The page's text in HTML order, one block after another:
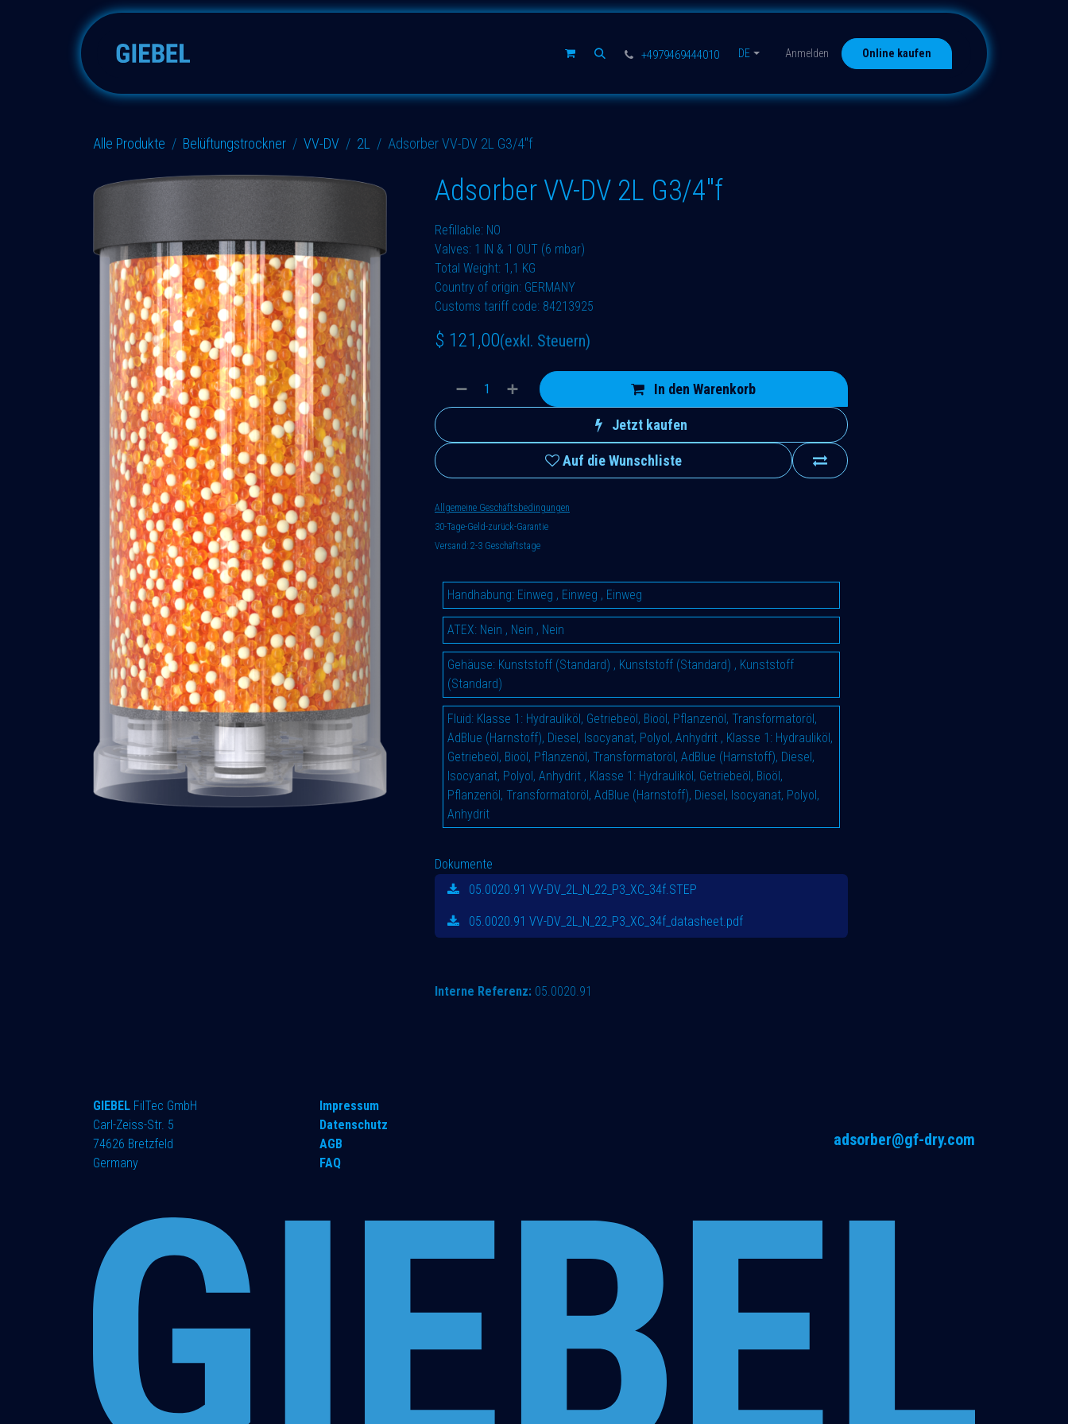
Zum Inhalt springen
+4979469444010 DE Anmelden Online kaufen
Alle Produkte Belüftungstrockner VV-DV 2L Adsorber VV-DV 2L G3/4"f
Adsorber VV-DV 2L G3/4"f
Refillable: NO
Valves: 1 IN & 1 OUT (6 mbar)
Total Weight: 1,1 KG
Country of origin: GERMANY
Customs tariff code: 84213925
$ 121,00(exkl. Steuern)
In den Warenkorb
Jetzt kaufen
Auf die Wunschliste
Allgemeine Geschäftsbedingungen
30-Tage-Geld-zurück-Garantie
Versand: 2-3 Geschäftstage
Handhabung: Einweg , Einweg , Einweg
ATEX: Nein , Nein , Nein
Gehäuse: Kunststoff (Standard) , Kunststoff (Standard) , Kunststoff
(Standard)
Fluid: Klasse 1: Hydrauliköl, Getriebeöl, Bioöl, Pflanzenöl, Transformatoröl,
AdBlue (Harnstoff), Diesel, Isocyanat, Polyol, Anhydrit, Klasse 1: Hydrauliköl,
Getriebeöl, Bioöl, Pflanzenöl, Transformatoröl, AdBlue (Harnstoff), Diesel,
Isocyanat, Polyol, Anhydrit, Klasse 1: Hydrauliköl, Getriebeöl, Bioöl,
Pflanzenöl, Transformatoröl, AdBlue (Harnstoff), Diesel, Isocyanat, Polyol,
Anhydrit
Dokumente
05.0020.91 VV-DV_2L_N_22_P3_XC_34f.STEP
05.0020.91 VV-DV_2L_N_22_P3_XC_34f_datasheet.pdf
Interne Referenz: 05.0020.91
GIEBEL FilTec GmbH
Carl-Zeiss-Str. 5
74626 Bretzfeld
Germany
Impressum
Datenschutz
AGB
FAQ
adsorber@gf-dry.com